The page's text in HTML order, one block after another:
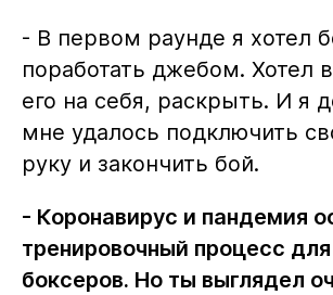
- В первом раунде я хотел
поработать джебом. Хотел
его на себя, раскрыть. И я
мне удалось подключить
руку и закончить бой.
- Коронавирус и пандемия
тренировочный процесс
боксеров. Но ты выглядел